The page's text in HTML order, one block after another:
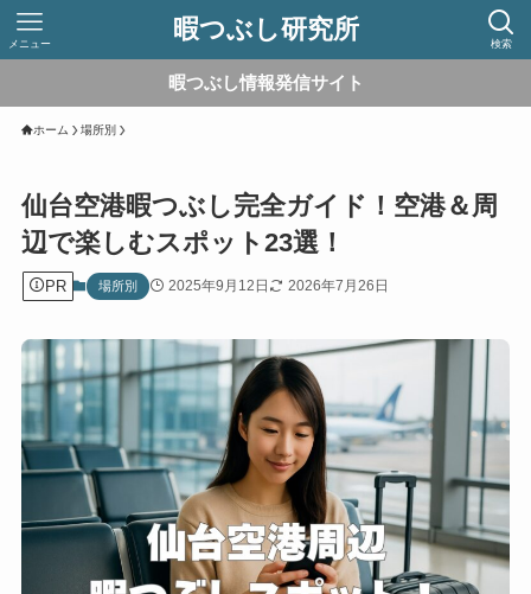
暇つぶし研究所 検索
メニュー
暇つぶし情報発信サイト
ホーム 場所別
仙台空港暇つぶし完全ガイド！空港＆周
辺で楽しむスポット23選！
PR 場所別 2025年9月12日 2026年7月26日